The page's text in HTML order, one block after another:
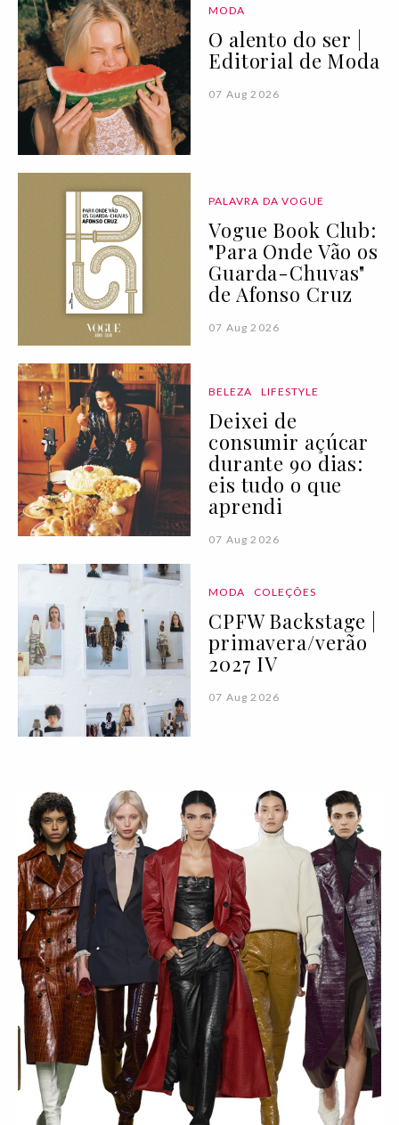
MODA
O alento do ser |
Editorial de Moda
07 Aug 2026
PALAVRA DA VOGUE
Vogue Book Club:
"Para Onde Vão os
Guarda-Chuvas"
de Afonso Cruz
07 Aug 2026
BELEZA LIFESTYLE
Deixei de
consumir açúcar
durante 90 dias:
eis tudo o que
aprendi
07 Aug 2026
MODA COLEÇÕES
CPFW Backstage |
primavera/verão
2027 IV
07 Aug 2026